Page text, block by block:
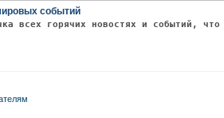
событий
всех горячих новостях и событий,